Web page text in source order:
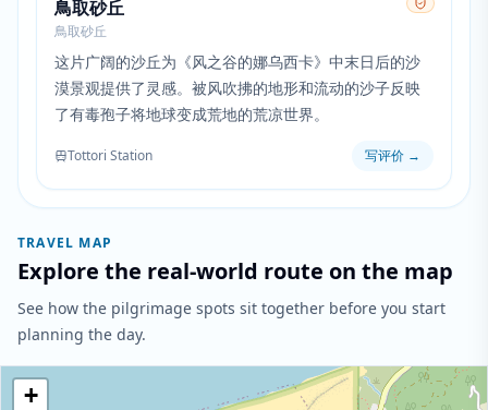
鳥取砂丘
鳥取砂丘
这片广阔的沙丘为《风之谷的娜乌西卡》中末日后的沙
漠景观提供了灵感。被风吹拂的地形和流动的沙子反映
了有毒孢子将地球变成荒地的荒凉世界。
Tottori Station 写评价 →
TRAVEL MAP
Explore the real-world route on the map
See how the pilgrimage spots sit together before you start
planning the day.
+